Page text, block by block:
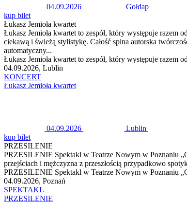
04.09.2026 Gołdap
kup bilet
Łukasz Jemioła kwartet
Łukasz Jemioła kwartet to zespół, który występuje razem
ciekawą i świeżą stylistykę. Całość spina autorska
automatyczny...
Łukasz Jemioła kwartet to zespół, który występuje
04.09.2026, Lublin
KONCERT
Łukasz Jemioła kwartet
04.09.2026 Lublin
kup bilet
PRZESILENIE
PRZESILENIE Spektakl w Teatrze Nowym w Poznaniu
przejściach i mężczyzna z przeszłością przypadkowo
PRZESILENIE Spektakl w Teatrze Nowym w Poznaniu
04.09.2026, Poznań
SPEKTAKL
PRZESILENIE